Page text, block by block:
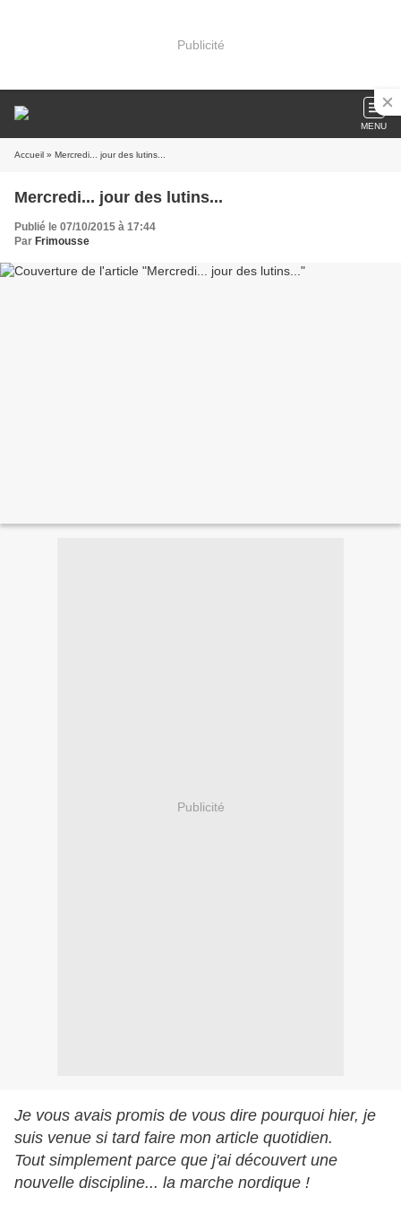
Publicité
MENU
Accueil » Mercredi... jour des lutins...
Mercredi... jour des lutins...
Publié le 07/10/2015 à 17:44
Par Frimousse
Publicité
Je vous avais promis de vous dire pourquoi hier, je
suis venue si tard faire mon article quotidien.
Tout simplement parce que j'ai découvert une
nouvelle discipline... la marche nordique !